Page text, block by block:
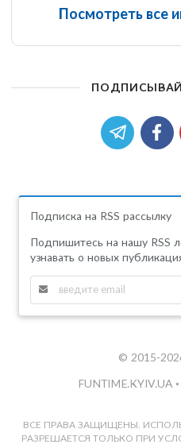
Посмотреть все
Подписка на RSS рассылку
Подпишитесь на нашу RSS
узнавать о новых
© 2015-
FUNTIME.KYIV.UA •
ВСЕ ПРАВА ЗАЩИЩЕНЫ.
РАЗРЕШАЕТСЯ ТОЛЬКО ПРИ